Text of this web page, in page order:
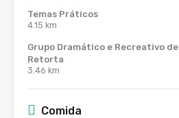
Temas Práticos
4.15 km
Grupo Dramático e Recreativo de
Retorta
3.46 km
Comida